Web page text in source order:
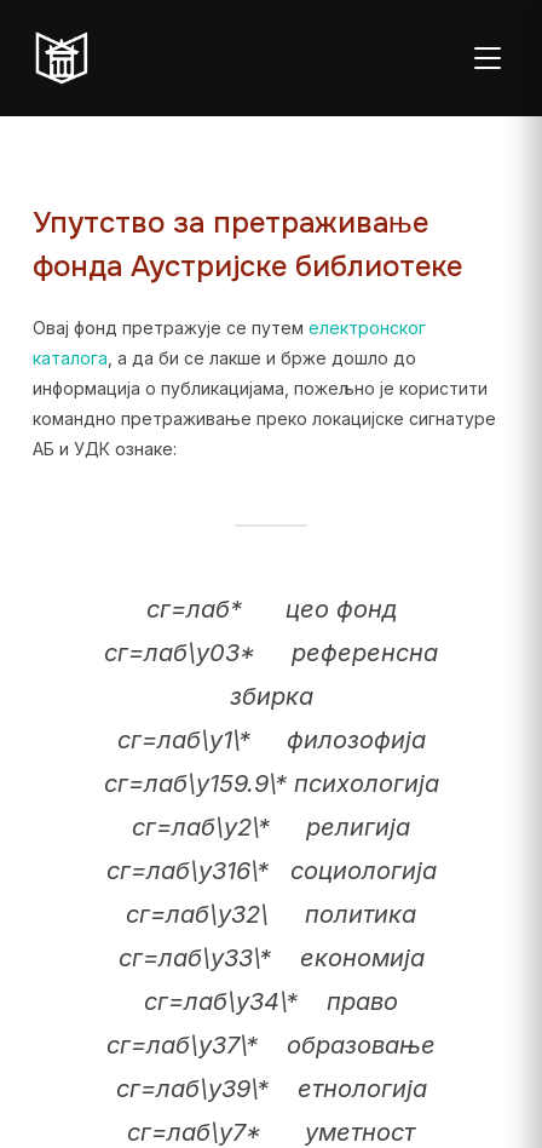
Упутство за претраживање
фонда Аустријске библиотеке
Овај фонд претражује се путем електронског
каталога , а да би се лакше и брже дошло до
информација о публикацијама, пожељно је користити
командно претраживање преко локацијске сигнатуре
АБ и УДК ознаке:
сг=лаб* цео фонд
сг=лаб\у03* референсна
збирка
сг=лаб\у1\* филозофија
сг=лаб\у159.9\* психологија
сг=лаб\у2\* религија
сг=лаб\у316\* социологија
сг=лаб\у32\ политика
сг=лаб\у33\* економија
сг=лаб\у34\* право
сг=лаб\у37\* образовање
сг=лаб\у39\* етнологија
сг=лаб\у7* уметност
Пон–пет:
08:00–20:00
Студентска
читаоница: 08:00–
23:00
Радно време од 06. јула до 29. августа